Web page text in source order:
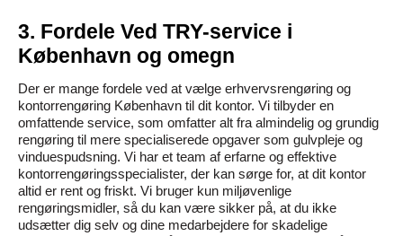
3. Fordele Ved TRY-service i
København og omegn
Der er mange fordele ved at vælge erhvervsrengøring og
kontorrengøring København til dit kontor. Vi tilbyder en
omfattende service, som omfatter alt fra almindelig og grundig
rengøring til mere specialiserede opgaver som gulvpleje og
vinduespudsning. Vi har et team af erfarne og effektive
kontorrengøringsspecialister, der kan sørge for, at dit kontor
altid er rent og friskt. Vi bruger kun miljøvenlige
rengøringsmidler, så du kan være sikker på, at du ikke
udsætter dig selv og dine medarbejdere for skadelige